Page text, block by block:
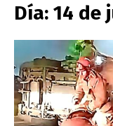
Día: 14 de